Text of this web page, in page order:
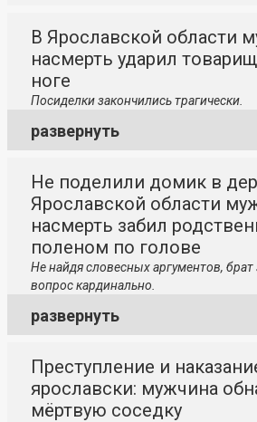
В Ярославской области
насмерть ударил
ноге
Посиделки закончились трагически.
развернуть
Не поделили домик в
Ярославской области
насмерть забил
поленом по голове
Не найдя словесных аргументов,
вопрос кардинально.
развернуть
Преступление и
ярославски: мужчина
мёртвую соседку